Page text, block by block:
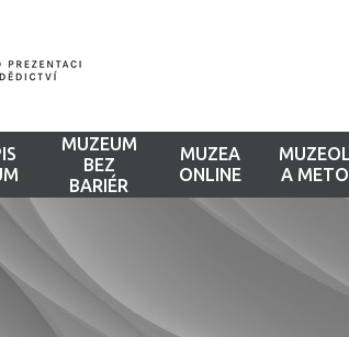
MUZEUM
BEZ
BARIÉR
MUZEA
ONLINE
A